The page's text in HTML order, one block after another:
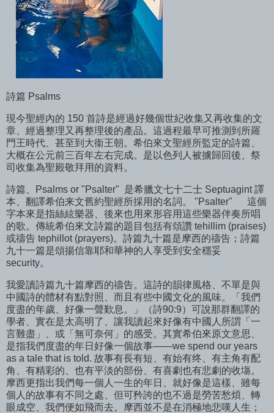
詩篇 Psalms
現今聖經內的 150 首詩是經過好幾個世紀收集又再收集的文
章、經過整理又再整理後的產品。這過程最早可推測到所羅
門王時代、甚至到大衞王朝。希伯來文聖經所監定的詩篇、
大概在公元前三百年左右完成。是以色列人被擄歸回後、祭
司收集為聖殿敬拜用的資料。
詩篇、Psalms or "Psalter" 是希臘文七十二士 Septuagint 譯
本、翻譯希伯来文舊約聖經所採用的名詞。 "Psalter" 這個
字本來是指絲絃樂器、後來也用來形容用這些樂器伴奏所唱
的歌。傳統希伯來文詩篇的題目包括有頌讚 tehillim (praises)
或禱告 tephillot (prayers)。詩篇九十篇是摩西的禱告；詩篇
九十一篇是頌揚信靠耶和華神的人享受到安全穩妥
security。
我愛讀詩篇九十篇摩西的禱告。這詩的韻律風格、不單是與
中國詩的體材有點對照、而且有些中國文化的風味。「我們
度盡的年歲、好像一聲歎息。」（詩90:9）可說那群翻譯的
學者、實在是太高明了、讓我讀起來好像有中國人所謂「一
言難盡」、或「無可奈何」的感受。其實希伯來原文意思、
是指我們度盡的年日好像一個故事——we spend our years
as a tale that is told. 故事有長有短、有始有终、有主角有配
角、有精彩的、也有平淡的部份、有喜劇也有悲劇的收塲。
摩西更指出我們每一個人一生的年日、就好像是這樣、雖每
個人的故事有不同之處、但可矜誇的也不過是勞苦愁煩、轉
眼成空、我們便如飛而去。摩西並不是在消極地悲嘆人生；